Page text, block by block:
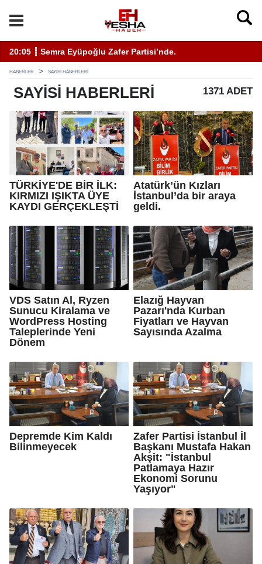
11:19 ┋ ÇEVSADER Eskişehir İl Başkanı Sinem
HABERLER SAYISI HABERLERI
SAYISI HABERLERI 1371 ADET
TÜRKİYE'DE BİR İLK:
KIRMIZI IŞIKTA ÜYE
KAYDI GERÇEKLEŞTİ
Atatürk’ün Kızları
İstanbul’da bir araya
geldi.
VDS Satın Al, Ryzen
Sunucu Kiralama ve
WordPress Hosting
Taleplerinde Yeni
Dönem
Elazığ Hayvan
Pazarı'nda Kurban
Fiyatları ve Hayvan
Sayısında Azalma
Depremde Kim Kaldı
Bilinmeyecek
Zafer Partisi İstanbul İl
Başkanı Mustafa Hakan
Akşit: "İstanbul
Patlamaya Hazır
Ekonomi Sorunu
Yaşıyor"